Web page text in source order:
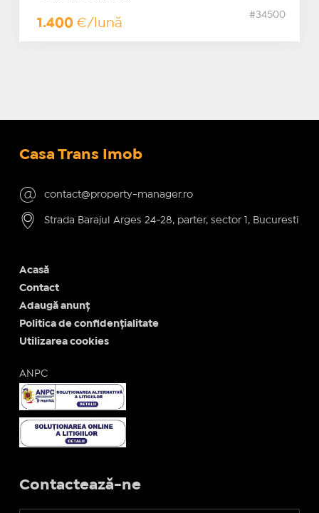
1.400 €/lună
#34500
Casa Trans Imob
contact@property-manager.ro
Strada Barajul Arges 24-28, parter, sector 1, Bucuresti
Acasă
Contact
Adaugă anunț
Politica de confidențialitate
Utilizarea cookies
ANPC
Contactează-ne